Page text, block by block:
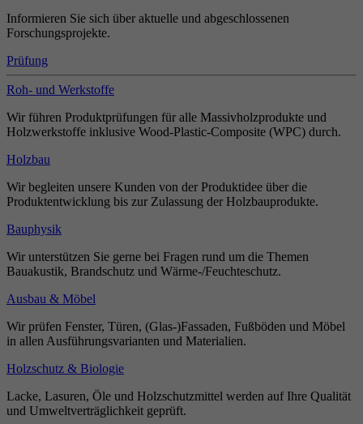
Informieren Sie sich über aktuelle und abgeschlossenen
Forschungsprojekte.
Prüfung
Roh- und Werkstoffe
Wir führen Produktprüfungen für alle Massivholzprodukte und
Holzwerkstoffe inklusive Wood-Plastic-Composite (WPC) durch.
Holzbau
Wir begleiten unsere Kunden von der Produktidee über die
Produktentwicklung bis zur Zulassung der Holzbauprodukte.
Bauphysik
Wir unterstützen Sie gerne bei Fragen rund um die Themen
Bauakustik, Brandschutz und Wärme-/Feuchteschutz.
Ausbau & Möbel
Wir prüfen Fenster, Türen, (Glas-)Fassaden, Fußböden und Möbel
in allen Ausführungsvarianten und Materialien.
Holzschutz & Biologie
Lacke, Lasuren, Öle und Holzschutzmittel werden auf Ihre Qualität
und Umweltverträglichkeit geprüft.